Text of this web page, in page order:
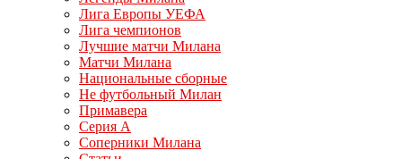
Лига Европы УЕФА
Лига чемпионов
Лучшие матчи Милана
Матчи Милана
Национальные сборные
Не футбольный Милан
Примавера
Серия А
Соперники Милана